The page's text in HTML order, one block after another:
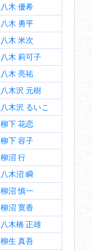
八木 優希
八木 勇平
八木 米次
八木 莉可子
八木 亮祐
八木沢 元樹
八木沢 るいこ
柳下 花恋
柳下 容子
柳沼 行
八木沼 瞬
柳沼 慎一
柳沼 寛香
八木橋 正雄
柳生 真吾